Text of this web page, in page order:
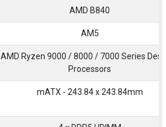
AMD B840
AM5
AMD Ryzen 9000 / 8000 / 7000 Series
Processors
mATX - 243.84 x 243.84mm